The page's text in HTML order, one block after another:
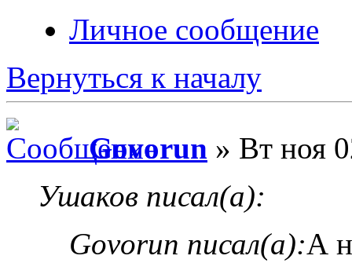
Личное сообщение
Вернуться к началу
Govorun » Вт ноя
Ушаков писал(а):
Govorun писал(а):А